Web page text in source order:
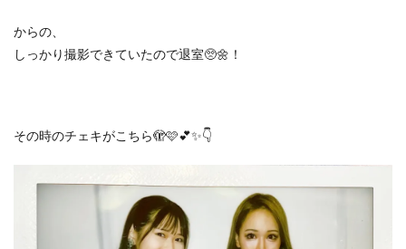
からの、
しっかり撮影できていたので退室🥺🌼！
その時のチェキがこちら🫣🩷💕✨👇